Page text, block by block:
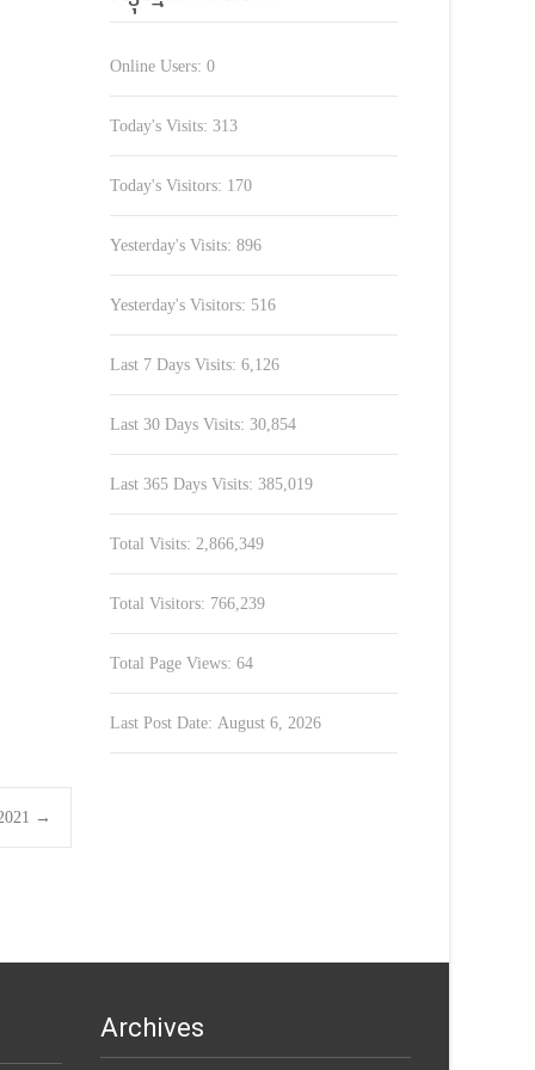
→
Online Users: 0
Today's Visits: 313
Today's Visitors: 170
Yesterday's Visits: 896
Yesterday's Visitors: 516
Last 7 Days Visits: 6,126
Last 30 Days Visits: 30,854
Last 365 Days Visits: 385,019
Total Visits: 2,866,349
Total Visitors: 766,239
Total Page Views: 64
Last Post Date: August 6, 2026
Archives